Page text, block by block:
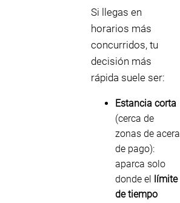
Si llegas en
horarios más
concurridos, tu
decisión más
rápida suele ser:
Estancia corta
(cerca de
zonas de acera
de pago):
aparca solo
donde el
límite
de tiempo